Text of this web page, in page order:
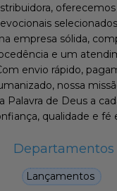
oferecemos
empresa sólida,
e um
envio rápido,
nossa
Palavra de Deus a
qualidade e fé
Departamentos
Lançamentos